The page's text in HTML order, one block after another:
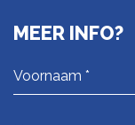
MEER INFO?